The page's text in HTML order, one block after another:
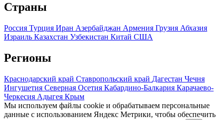
Страны
Россия Турция Иран Азербайджан Армения Грузия Абхазия
Израиль Казахстан Узбекистан Китай США
Регионы
Краснодарский край Ставропольский край Дагестан Чечня
Ингушетия Северная Осетия Кабардино-Балкария Карачаево-
Черкесия Адыгея Крым
Мы используем файлы cookie и обрабатываем персональные
данные с использованием Яндекс Метрики, чтобы обеспечить